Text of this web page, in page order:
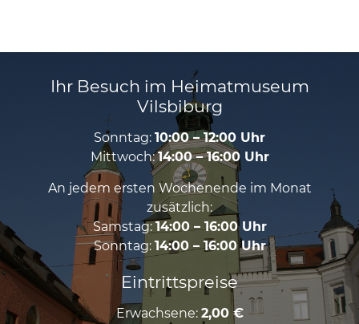
Ihr Besuch im Heimatmuseum
Vilsbiburg
Sonntag: 10:00 – 12:00 Uhr
Mittwoch:14:00 – 16:00 Uhr
An jedem ersten Wochenende im Monat
zusätzlich:
Samstag: 14:00 – 16:00 Uhr
Sonntag: 14:00 – 16:00 Uhr
Eintrittspreise
Erwachsene: 2,00 €